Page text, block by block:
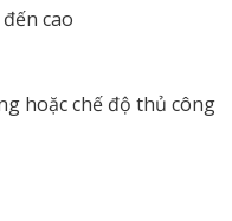
cao
hoặc chế độ thủ công